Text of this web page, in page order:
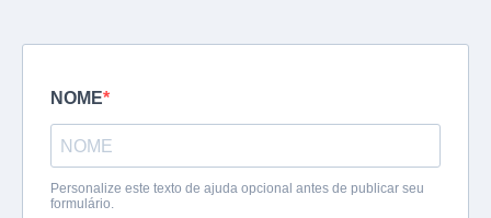
NOME
Personalize este texto de ajuda opcional antes de publicar seu
formulário.